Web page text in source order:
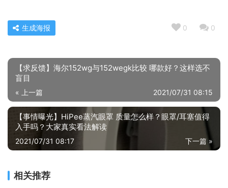
0 0
生成海报
【求反馈】海尔152wg与152wegk比较 哪款好？这样选不
盲目
« 上一篇 2021/07/31 08:15
【事情曝光】HiPee蒸汽眼罩 质量怎么样？眼罩/耳塞值得
入手吗？大家真实看法解读
下一篇 »
2021/07/31 08:17
相关推荐